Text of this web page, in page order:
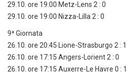
29.10. ore 19:00 Metz-Lens 2 : 0
29.10. ore 19:00 Nizza-Lilla 2 : 0
9ª Giornata
26.10. ore 20:45 Lione-Strasburgo 2 : 1
26.10. ore 17:15 Angers-Lorient 2 : 0
26.10. ore 17:15 Auxerre-Le Havre 0 : 1